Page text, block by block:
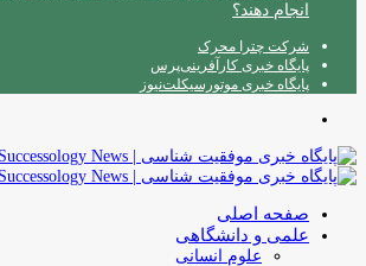
انجام دهند؟
شرکت چترا محرک
پایگاه خبری کارآفرینی‌پرس
پایگاه خبری موتورسیکلت‌نیوز
صفحه اصلی
علمی و دانشگاهی
علوم انسانی